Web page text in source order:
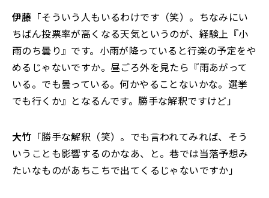
伊藤 「そういう人もいるわけです（笑）。ちなみにい
ちばん投票率が高くなる天気というのが、経験上『小
雨のち曇り』です。小雨が降っていると行楽の予定をや
めるじゃないですか。昼ごろ外を見たら『雨あがって
いる。でも曇っている。何かやることないかな。選挙
でも行くか』となるんです。勝手な解釈ですけど」
大竹 「勝手な解釈（笑）。でも言われてみれば、そう
いうことも影響するのかなあ、と。巷では当落予想み
たいなものがあちこちで出てくるじゃないですか」